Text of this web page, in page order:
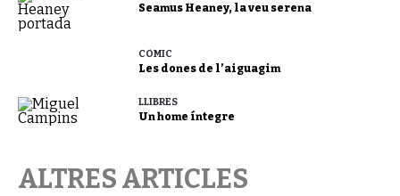
Seamus Heaney, la veu serena
CÒMIC
Les dones de l’aiguagim
LLIBRES
Un home íntegre
ALTRES ARTICLES